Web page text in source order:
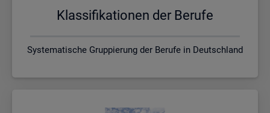
Klas­si­fi­ka­tio­nen der Be­ru­fe
Systematische Gruppierung der Berufe in Deutschland